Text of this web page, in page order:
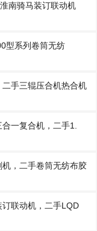
南骑马装订联动机
型系列卷筒无纺
手三辊压合机热合机
一复合机，二手1.
，二手卷筒无纺布胶
联动机，二手LQD